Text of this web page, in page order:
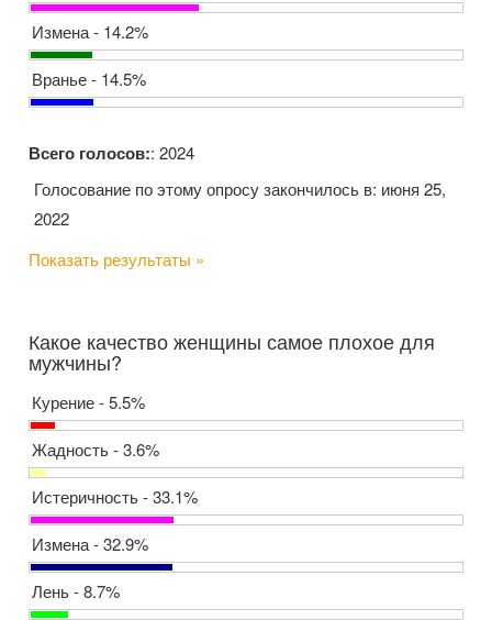
Измена - 14.2%
Вранье - 14.5%
Всего голосов:: 2024
Голосование по этому опросу закончилось в: июня 25,
2022
Показать результаты »
Какое качество женщины самое плохое для
мужчины?
Курение - 5.5%
Жадность - 3.6%
Истеричность - 33.1%
Измена - 32.9%
Лень - 8.7%